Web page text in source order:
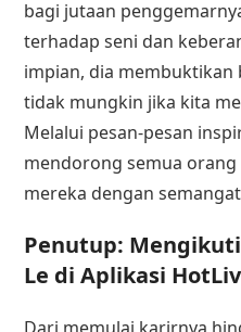
bagi jutaan
terhadap seni dan
impian, dia membuktikan
tidak mungkin jika kita
Melalui pesan-pesan
mendorong semua
mereka dengan
Penutup: Mengikuti
Le di Aplikasi